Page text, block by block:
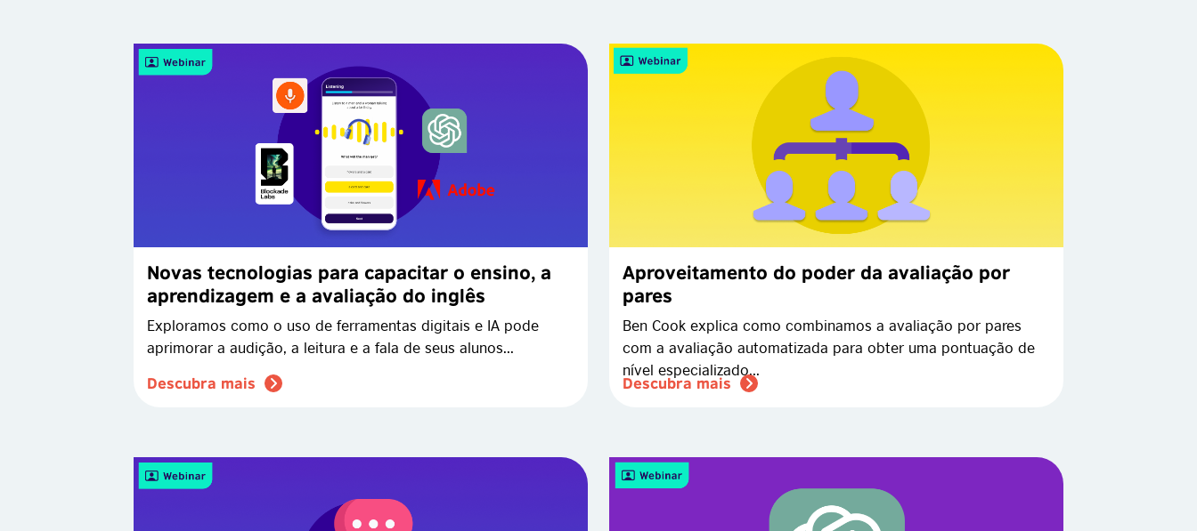
Novas tecnologias para capacitar o ensino, a
aprendizagem e a avaliação do inglês
Exploramos como o uso de ferramentas digitais e IA pode
aprimorar a audição, a leitura e a fala de seus alunos...
Descubra mais
Aproveitamento do poder da avaliação por
pares
Ben Cook explica como combinamos a avaliação por pares
com a avaliação automatizada para obter uma pontuação de
nível especializado...
Descubra mais